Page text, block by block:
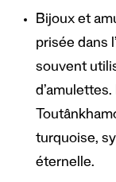
Bijoux et
prisée dans
souvent
turquoise,
éternelle.